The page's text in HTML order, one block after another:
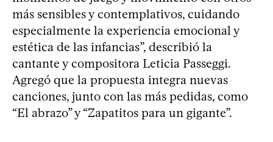
más sensibles y contemplativos, cuidando
especialmente la experiencia emocional y
estética de las infancias”, describió la
cantante y compositora Leticia Passeggi.
Agregó que la propuesta integra nuevas
canciones, junto con las más pedidas, como
“El abrazo” y “Zapatitos para un gigante”.